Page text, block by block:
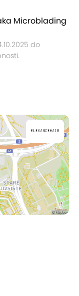
Microblading
do